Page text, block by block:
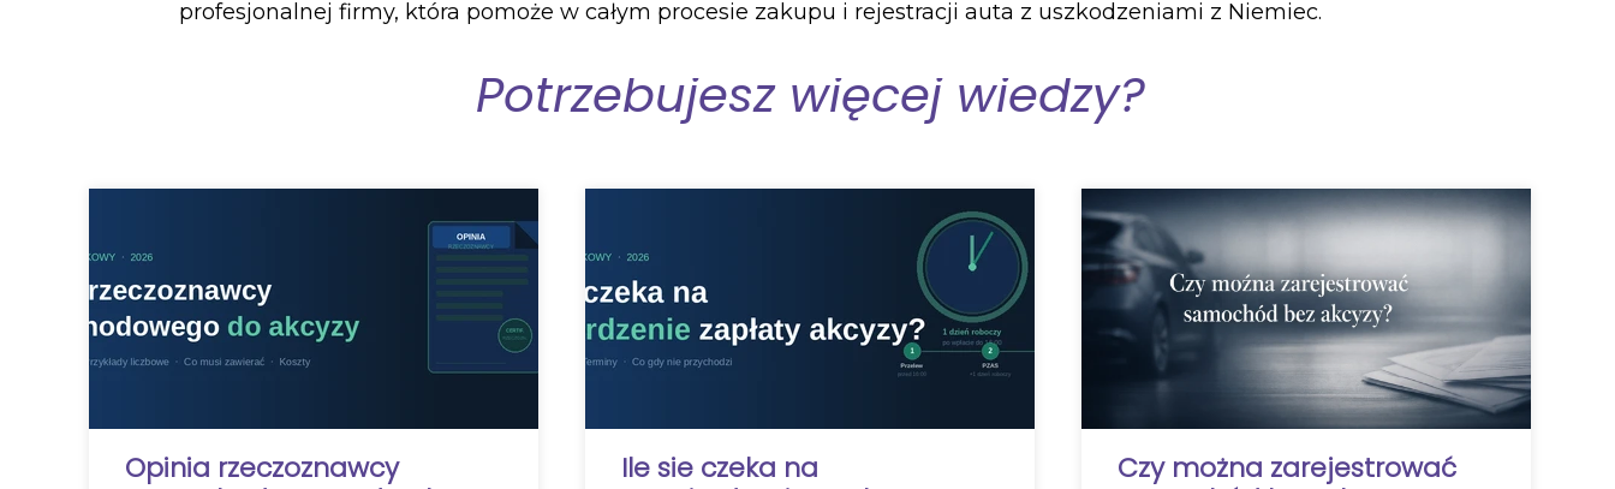
profesjonalnej firmy, która pomoże w całym procesie zakupu i rejestracji auta z uszkodzeniami z Niemiec.
Potrzebujesz więcej wiedzy?
Opinia rzeczoznawcy
Ile sie czeka na
Czy można zarejestrować